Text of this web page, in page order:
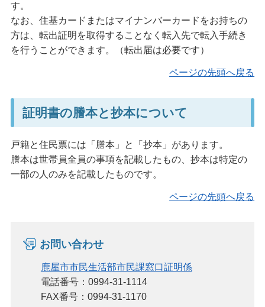
す。
なお、住基カードまたはマイナンバーカードをお持ちの
方は、転出証明を取得することなく転入先で転入手続き
を行うことができます。（転出届は必要です）
ページの先頭へ戻る
証明書の謄本と抄本について
戸籍と住民票には「謄本」と「抄本」があります。
謄本は世帯員全員の事項を記載したもの、抄本は特定の
一部の人のみを記載したものです。
ページの先頭へ戻る
お問い合わせ
鹿屋市市民生活部市民課窓口証明係
電話番号：0994-31-1114
FAX番号：0994-31-1170